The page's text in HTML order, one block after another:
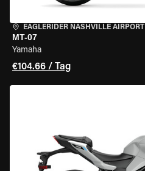
EAGLERIDER NASHVILLE AIRPORT
MT-07
Yamaha
€104.66 / Tag